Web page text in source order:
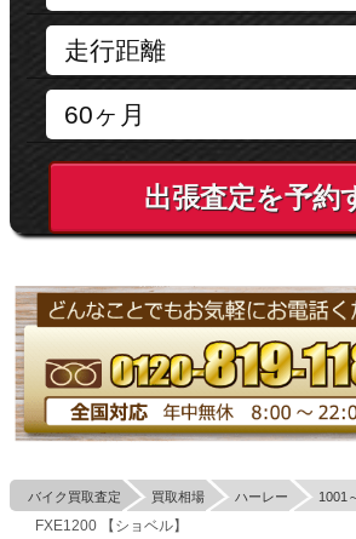
出張査定を予約
バイク買取査定 買取相場 ハーレー 1001
FXE1200 【ショベル】